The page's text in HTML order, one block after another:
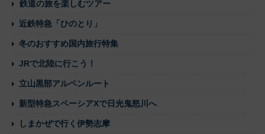
鉄道の旅を楽しむツアー
近鉄特急「ひのとり」
冬のおすすめ国内旅行特集
JRで北陸に行こう！
立山黒部アルペンルート
新型特急スペーシアXで日光鬼怒川へ
しまかぜで行く伊勢志摩